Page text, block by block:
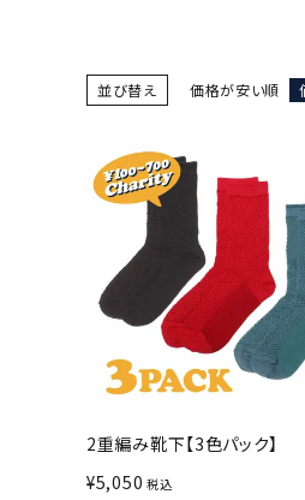
並び替え 価格が安い順
2重編み靴下【3色パック】
¥5,050 税込